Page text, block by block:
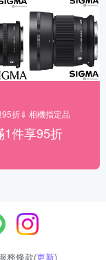
95折⇓ 相機指定品
1件享95折
務條款(更新)